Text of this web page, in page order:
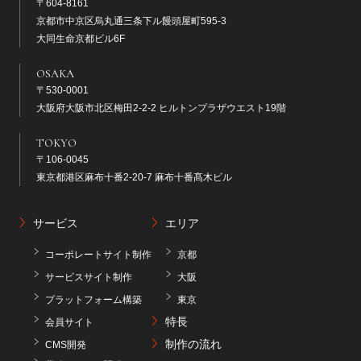
〒604-8161
京都市中京区烏丸通三条下ル饅頭屋町595-3
大同生命京都ビル6F
OSAKA
〒530-0001
大阪府大阪市北区梅田2-2-2 ヒルトンプラザウエスト19階
TOKYO
〒106-0045
東京都港区麻布十番2-20-7 麻布十番髙木ビル
サービス
コーポレートサイト制作
サービスサイト制作
プラットフォーム構築
会員サイト
CMS開発
エリア
京都
大阪
東京
特長
制作の流れ